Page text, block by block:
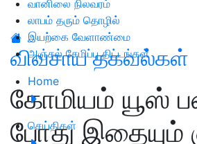
வானிலை நிலவரம்
லாபம் தரும் தொழில்
இயற்கை வேளாண்மை
அஞ்சல் சேமிப்பு திட்டங்கள்
Home
செய்திகள்
விவசாய தகவல்கள்
கோமியம் யூஸ்
போது இதையும்